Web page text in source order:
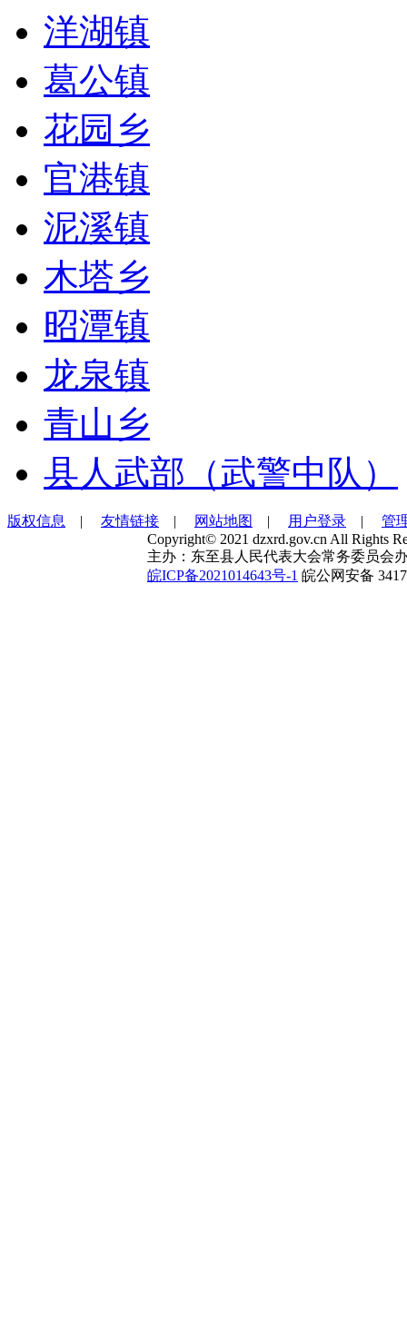
洋湖镇
葛公镇
花园乡
官港镇
泥溪镇
木塔乡
昭潭镇
龙泉镇
青山乡
县人武部（武警中队）
版权信息 | 友情链接 | 网站地图 | 用户登录 | 管
Copyright© 2021 dzxrd.gov.cn All Rights
主办：东至县人民代表大会常务委员会
皖ICP备2021014643号-1 皖公网安备